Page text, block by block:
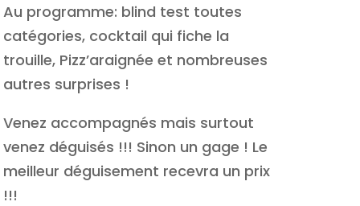
Au programme: blind test toutes
catégories, cocktail qui fiche la
trouille, Pizz’araignée et nombreuses
autres surprises !
Venez accompagnés mais surtout
venez déguisés !!! Sinon un gage ! Le
meilleur déguisement recevra un prix
!!!